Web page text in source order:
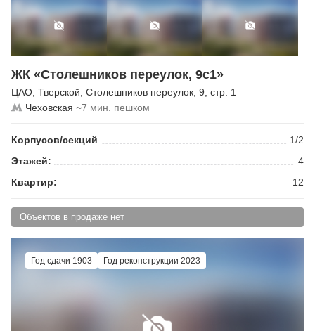
ЖК «Столешников переулок, 9с1»
ЦАО Тверской Столешников переулок , 9, стр. 1
Чеховская ~7 мин. пешком
Корпусов/секций
1/2
Этажей:
4
Квартир:
12
Объектов в продаже нет
Год сдачи 1903 Год реконструкции 2023